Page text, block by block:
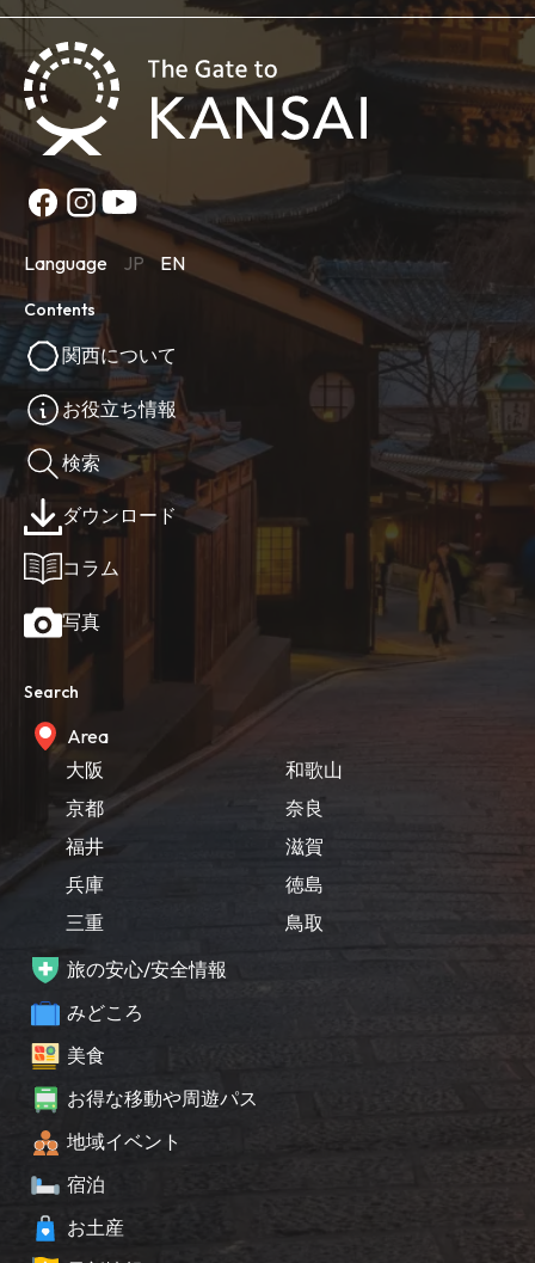
Language JP EN
Contents
関西について
お役立ち情報
検索
ダウンロード
コラム
写真
Search
Area
大阪
京都
福井
兵庫
三重
和歌山
奈良
滋賀
徳島
鳥取
旅の安心/安全情報
みどころ
美食
お得な移動や周遊パス
地域イベント
宿泊
お土産